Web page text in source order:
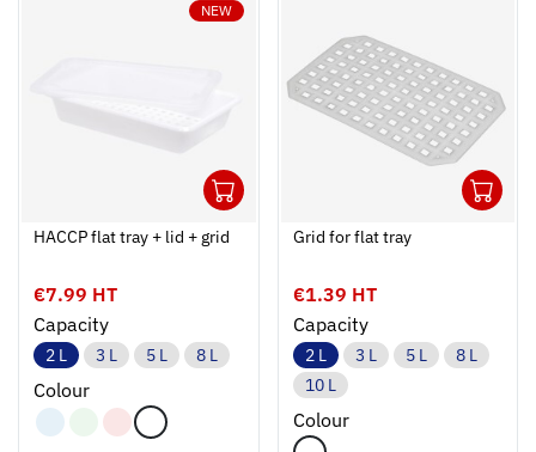
NEW
HACCP flat tray + lid + grid
€7.99 HT
Capacity
2 L 3 L 5 L 8 L
Colour
Grid for flat tray
€1.39 HT
Capacity
2 L 3 L 5 L
8 L
10 L
Colour